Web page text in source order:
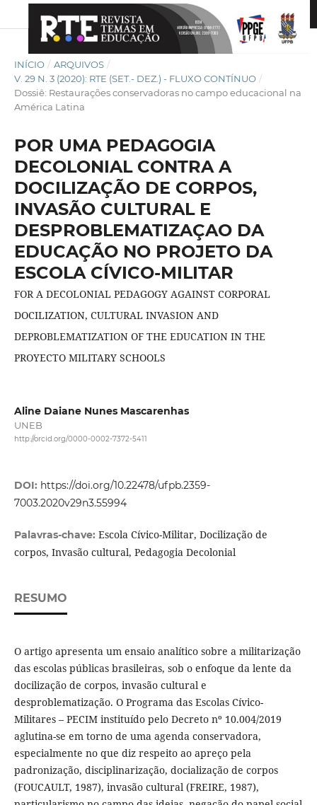
INÍCIO / ARQUIVOS /
V. 29 N. 3 (2020): RTE (SET.- DEZ.) - FLUXO CONTÍNUO /
Dossiê: Restaurações conservadoras no campo educacional na
América Latina
POR UMA PEDAGOGIA
DECOLONIAL CONTRA A
DOCILIZAÇÃO DE CORPOS,
INVASÃO CULTURAL E
DESPROBLEMATIZAÇAO DA
EDUCAÇÃO NO PROJETO DA
ESCOLA CÍVICO-MILITAR
FOR A DECOLONIAL PEDAGOGY AGAINST CORPORAL
DOCILIZATION, CULTURAL INVASION AND
DEPROBLEMATIZATION OF THE EDUCATION IN THE
PROYECTO MILITARY SCHOOLS
Aline Daiane Nunes Mascarenhas
UNEB
http://orcid.org/0000-0002-7372-5411
DOI: https://doi.org/10.22478/ufpb.2359-
7003.2020v29n3.55994
Palavras-chave: Escola Cívico-Militar, Docilização de
corpos, Invasão cultural, Pedagogia Decolonial
RESUMO
O artigo apresenta um ensaio analítico sobre a militarização
das escolas públicas brasileiras, sob o enfoque da lente da
docilização de corpos, invasão cultural e
desproblematização. O Programa das Escolas Cívico-
Militares – PECIM instituído pelo Decreto nº 10.004/2019
aglutina-se em torno de uma agenda conservadora,
especialmente no que diz respeito ao apreço pela
padronização, disciplinarização, docialização de corpos
(FOUCAULT, 1987), invasão cultural (FREIRE, 1987),